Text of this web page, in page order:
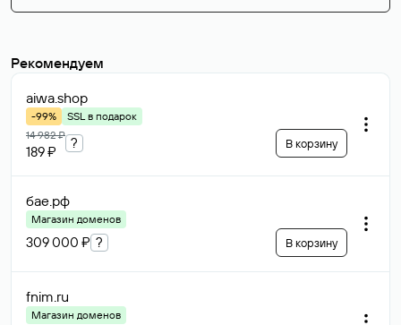
Рекомендуем
aiwa.shop
-99%
SSL в подарок
14 982 ₽
189 ₽
? В корзину
бае.рф
Магазин доменов
309 000 ₽ ? В корзину
fnim.ru
Магазин доменов